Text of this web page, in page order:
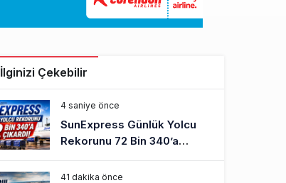
İlginizi Çekebilir
4 saniye önce
SunExpress Günlük Yolcu
Rekorunu 72 Bin 340’a
Çıkardı
41 dakika önce